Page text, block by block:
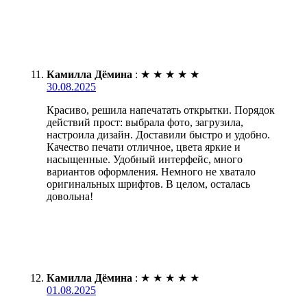
Камилла Дёмина : ★ ★ ★ ★ ★
30.08.2025
Красиво, решила напечатать открытки. Порядок
действий прост: выбрала фото, загрузила,
настроила дизайн. Доставили быстро и удобно.
Качество печати отличное, цвета яркие и
насыщенные. Удобный интерфейс, много
вариантов оформления. Немного не хватало
оригинальных шрифтов. В целом, осталась
довольна!
Камилла Дёмина : ★ ★ ★ ★ ★
01.08.2025